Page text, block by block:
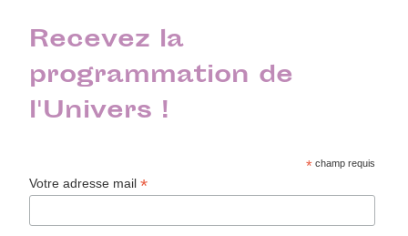
Recevez la
programmation de
l'Univers !
* champ requis
Votre adresse mail*